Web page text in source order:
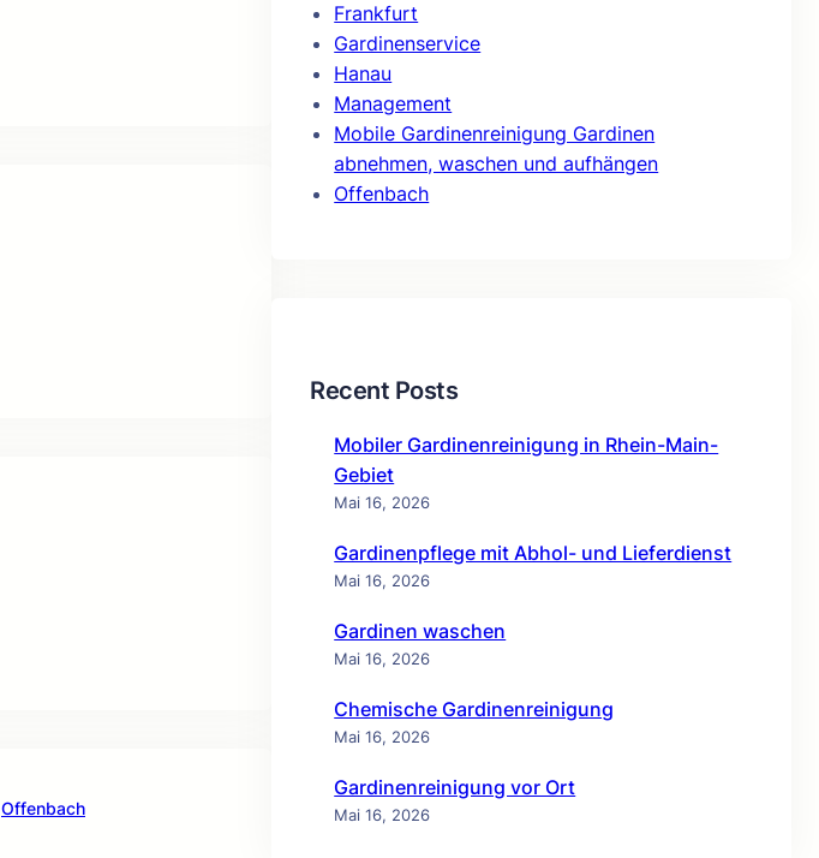
Offenbach
Frankfurt
Gardinenservice
Hanau
Management
Mobile Gardinenreinigung Gardinen
abnehmen, waschen und aufhängen
Offenbach
Recent Posts
Mobiler Gardinenreinigung in Rhein-Main-
Gebiet
Mai 16, 2026
Gardinenpflege mit Abhol- und Lieferdienst
Mai 16, 2026
Gardinen waschen
Mai 16, 2026
Chemische Gardinenreinigung
Mai 16, 2026
Gardinenreinigung vor Ort
Mai 16, 2026